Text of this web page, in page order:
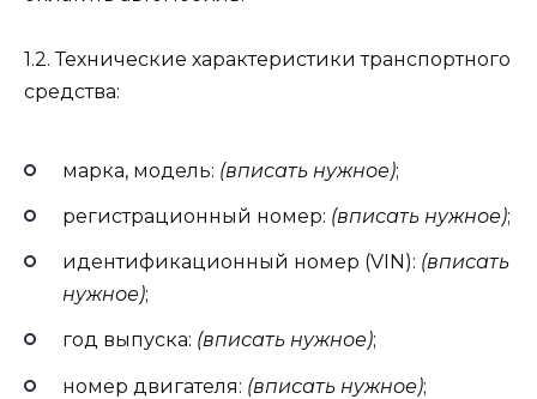
1.2. Технические характеристики транспортного
средства:
марка, модель: (вписать нужное);
регистрационный номер: (вписать нужное);
идентификационный номер (VIN): (вписать
нужное);
год выпуска: (вписать нужное);
номер двигателя: (вписать нужное);